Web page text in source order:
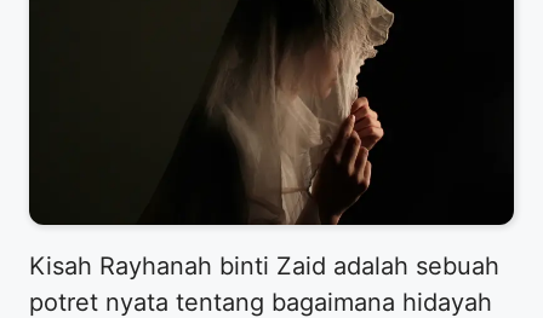
​Kisah Rayhanah binti Zaid adalah sebuah
potret nyata tentang bagaimana hidayah